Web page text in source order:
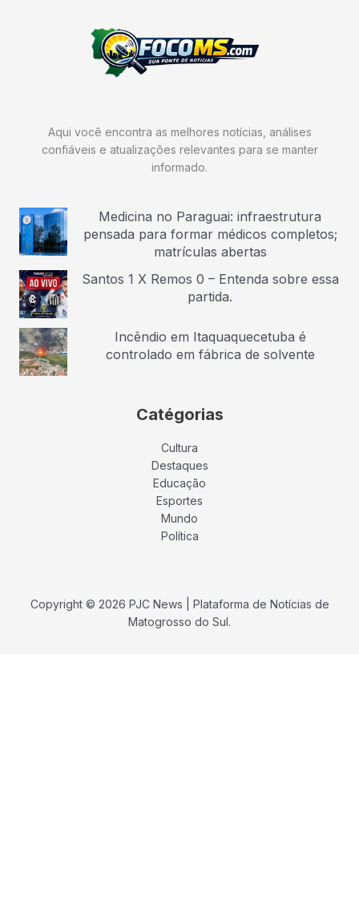
Aqui você encontra as melhores notícias, análises
confiáveis e atualizações relevantes para se manter
informado.
Medicina no Paraguai: infraestrutura
pensada para formar médicos completos;
matrículas abertas
Santos 1 X Remos 0 – Entenda sobre essa
partida.
Incêndio em Itaquaquecetuba é
controlado em fábrica de solvente
Catégorias
Cultura
Destaques
Educação
Esportes
Mundo
Política
Copyright © 2026 PJC News | Plataforma de Notícias de
Matogrosso do Sul.